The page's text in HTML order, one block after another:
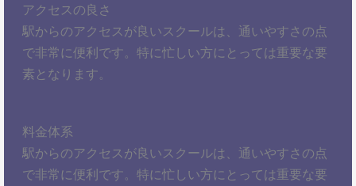
アクセスの良さ
駅からのアクセスが良いスクールは、通いやすさの点
で非常に便利です。特に忙しい方にとっては重要な要
素となります。
料金体系
駅からのアクセスが良いスクールは、通いやすさの点
で非常に便利です。特に忙しい方にとっては重要な要